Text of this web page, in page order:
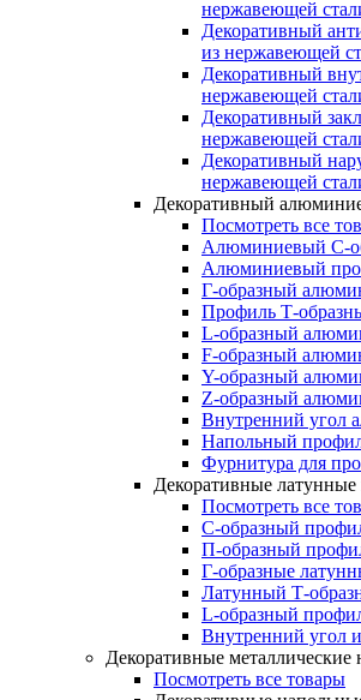
нержавеющей
Декоративный
из нержавеющей
Декоративный
нержавеющей
Декоративный
нержавеющей
Декоративный
нержавеющей
Декоративный
Посмотреть все
Алюминиевый С-
Алюминиевый
Г-образный
Профиль Т-
L-образный
F-образный
Y-образный
Z-образный
Внутренний угол
Напольный
Фурнитура для
Декоративные
Посмотреть все
C-образный
П-образный
Г-образные
Латунный Т-
L-образный
Внутренний угол
Декоративные
Посмотреть все товары